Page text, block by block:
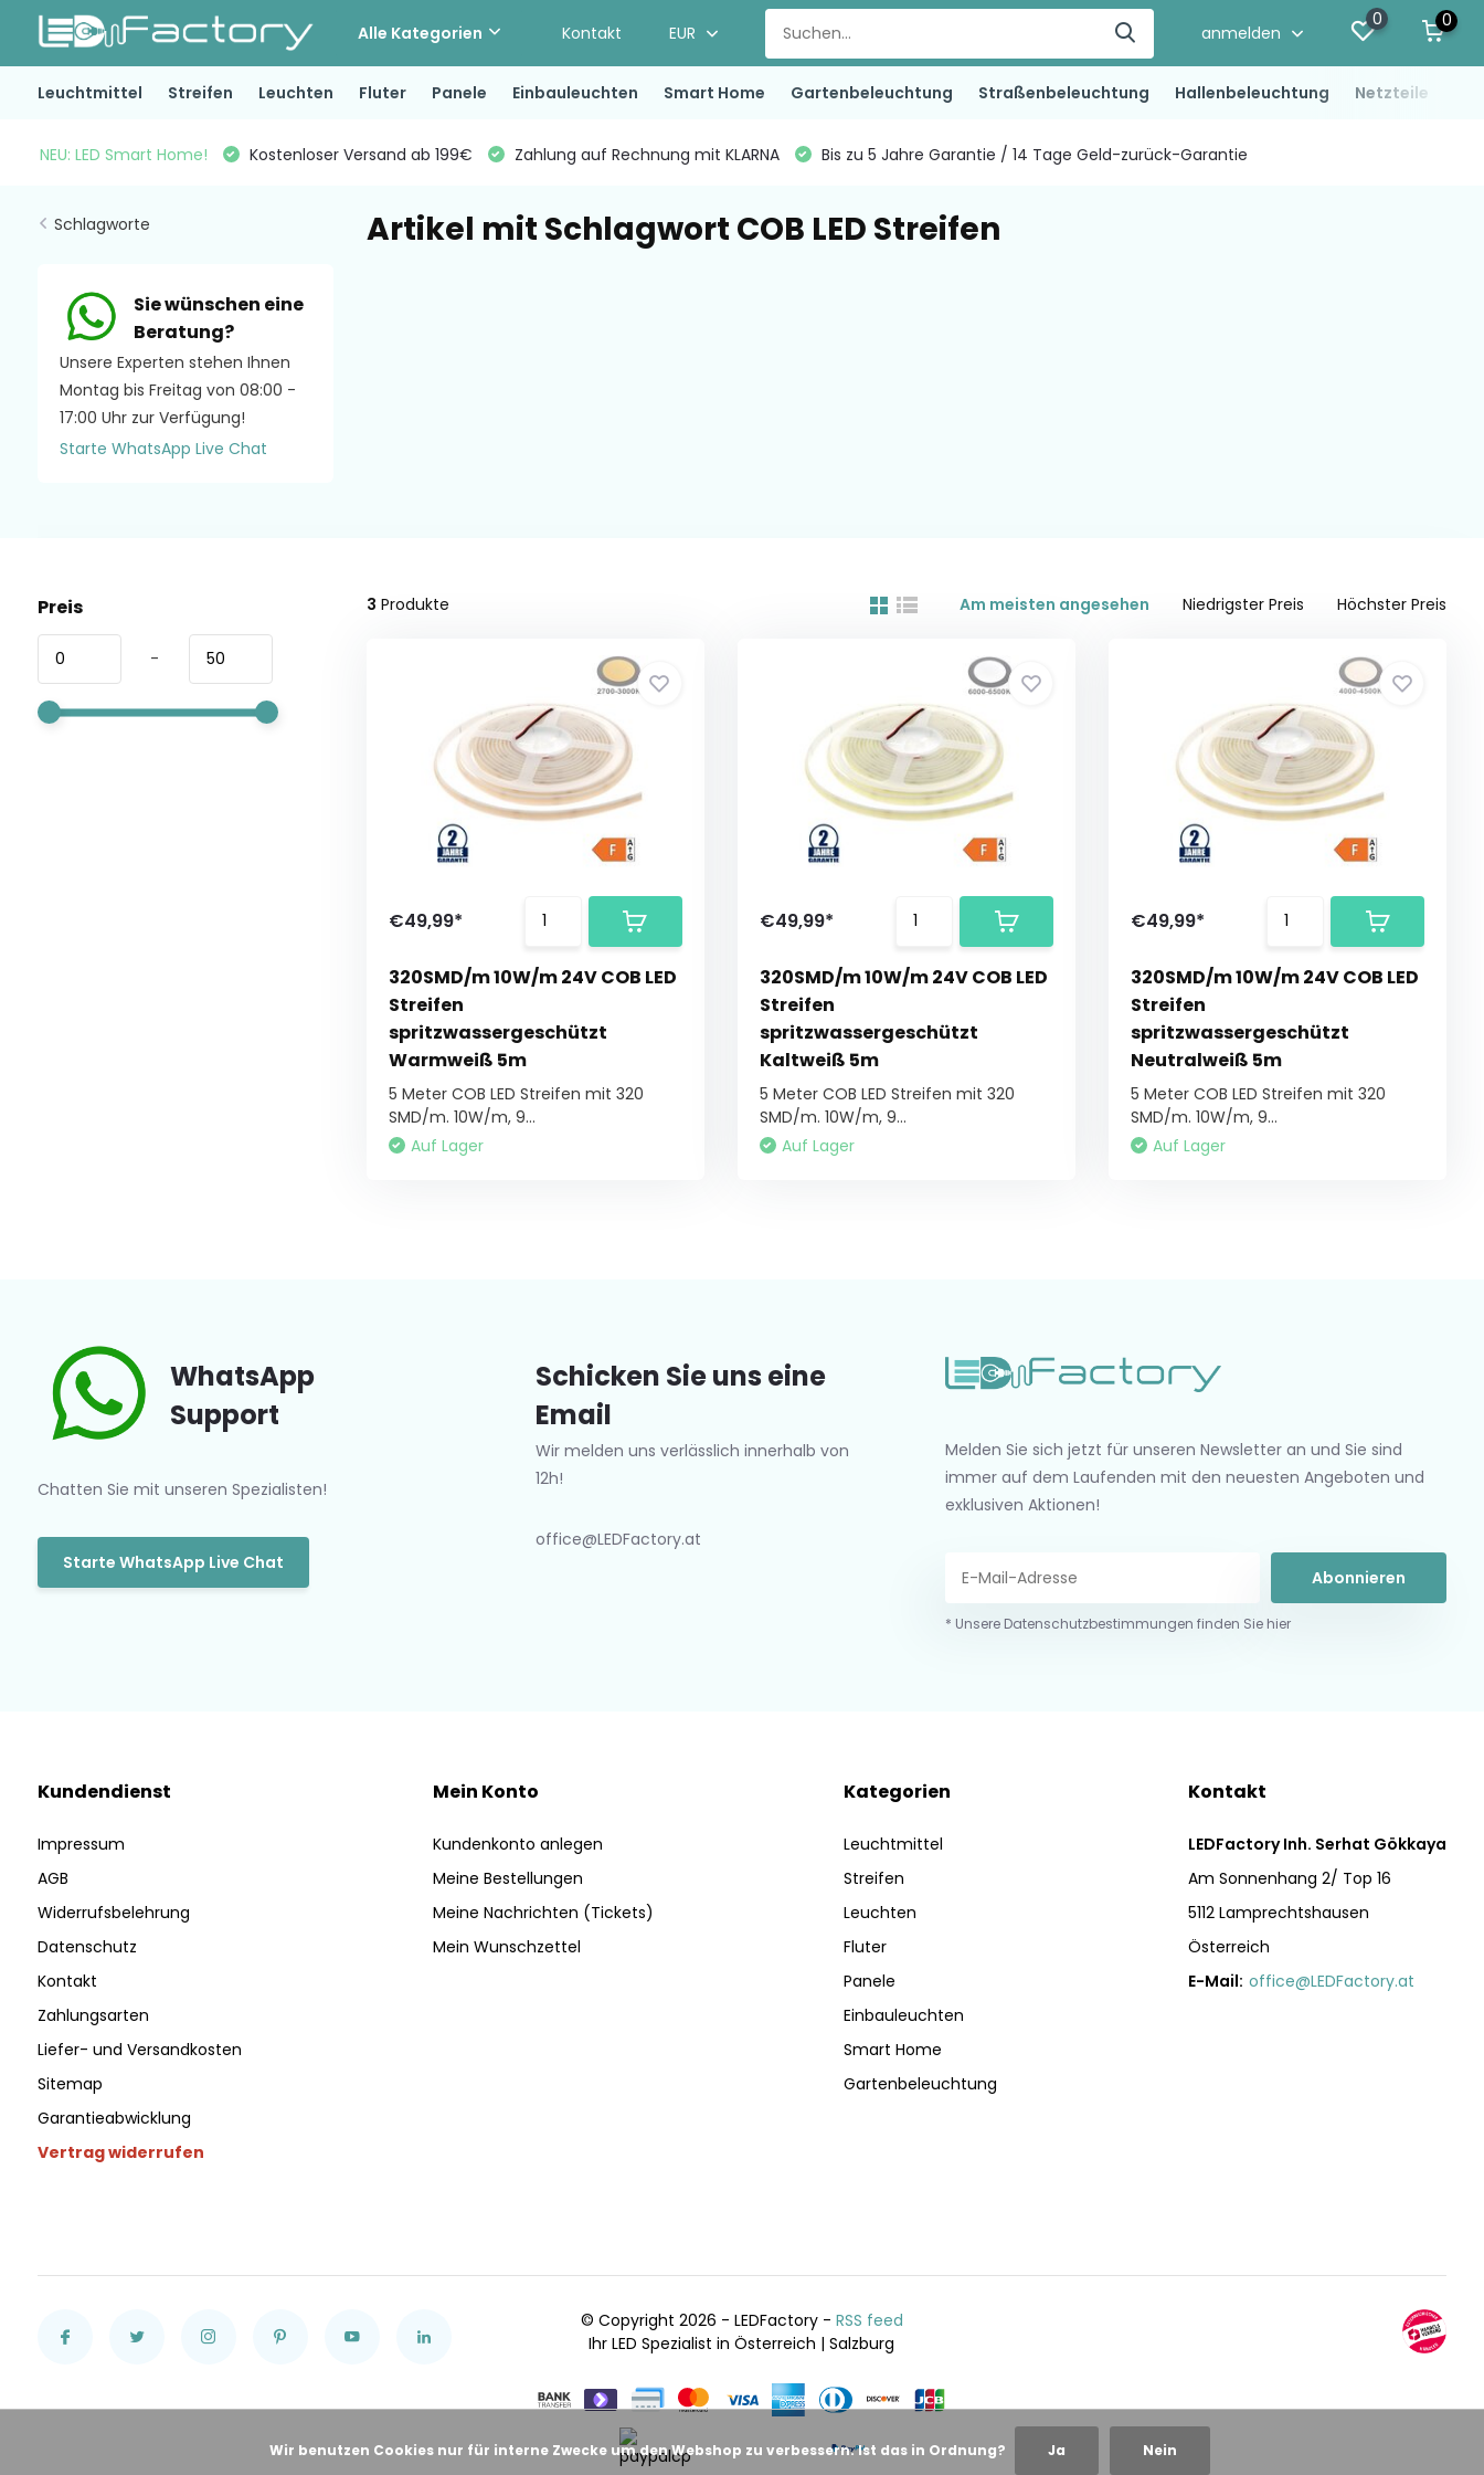
Alle Kategorien Kontakt EUR anmelden
0 0
Leuchtmittel Streifen Leuchten Fluter Panele Einbauleuchten Smart Home Gartenbeleuchtung Straßenbeleuchtung Hallenbeleuchtung Netzteile
NEU: LED Smart Home! Kostenloser Versand ab 199€ Zahlung auf Rechnung mit KLARNA Bis zu 5 Jahre Garantie / 14 Tage Geld-zurück-Garantie
Schlagworte
Sie wünschen eine
Beratung?
Unsere Experten stehen Ihnen
Montag bis Freitag von 08:00 -
17:00 Uhr zur Verfügung!
Starte WhatsApp Live Chat
Artikel mit Schlagwort COB LED Streifen
Preis
-
3 Produkte Am meisten angesehen Niedrigster Preis Höchster Preis
€49,99*
320SMD/m 10W/m 24V COB LED
Streifen
spritzwassergeschützt
Warmweiß 5m
5 Meter COB LED Streifen mit 320
SMD/m. 10W/m, 9...
Auf Lager
€49,99*
320SMD/m 10W/m 24V COB LED
Streifen
spritzwassergeschützt
Kaltweiß 5m
5 Meter COB LED Streifen mit 320
SMD/m. 10W/m, 9...
Auf Lager
€49,99*
320SMD/m 10W/m 24V COB LED
Streifen
spritzwassergeschützt
Neutralweiß 5m
5 Meter COB LED Streifen mit 320
SMD/m. 10W/m, 9...
Auf Lager
WhatsApp
Support
Chatten Sie mit unseren Spezialisten!
Starte WhatsApp Live Chat
Schicken Sie uns eine
Email
Wir melden uns verlässlich innerhalb von
12h!
office@LEDFactory.at
Melden Sie sich jetzt für unseren Newsletter an und Sie sind
immer auf dem Laufenden mit den neuesten Angeboten und
exklusiven Aktionen!
Abonnieren
* Unsere Datenschutzbestimmungen finden Sie hier
Kundendienst
Impressum
AGB
Widerrufsbelehrung
Datenschutz
Kontakt
Zahlungsarten
Liefer- und Versandkosten
Sitemap
Garantieabwicklung
Vertrag widerrufen
Mein Konto
Kundenkonto anlegen
Meine Bestellungen
Meine Nachrichten (Tickets)
Mein Wunschzettel
Kategorien
Leuchtmittel
Streifen
Leuchten
Fluter
Panele
Einbauleuchten
Smart Home
Gartenbeleuchtung
Kontakt
LEDFactory Inh. Serhat Gökkaya
Am Sonnenhang 2/ Top 16
5112 Lamprechtshausen
Österreich
E-Mail: office@LEDFactory.at
© Copyright 2026 - LEDFactory - RSS feed
Ihr LED Spezialist in Österreich | Salzburg
Wir benutzen Cookies nur für interne Zwecke um den Webshop zu verbessern. Ist das in Ordnung? Ja Nein